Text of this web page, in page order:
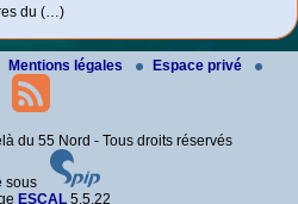
du (…)
Mentions légales Espace privé
du 55 Nord - Tous droits réservés
sous
ESCAL 5.5.22